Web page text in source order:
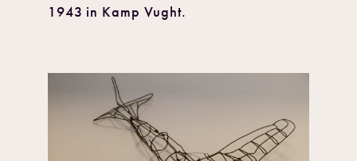
1943 in Kamp Vught.